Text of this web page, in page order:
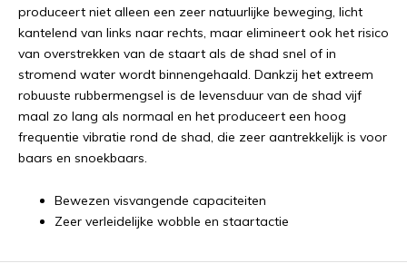
produceert niet alleen een zeer natuurlijke beweging, licht
kantelend van links naar rechts, maar elimineert ook het risico
van overstrekken van de staart als de shad snel of in
stromend water wordt binnengehaald. Dankzij het extreem
robuuste rubbermengsel is de levensduur van de shad vijf
maal zo lang als normaal en het produceert een hoog
frequentie vibratie rond de shad, die zeer aantrekkelijk is voor
baars en snoekbaars.
Bewezen visvangende capaciteiten
Zeer verleidelijke wobble en staartactie